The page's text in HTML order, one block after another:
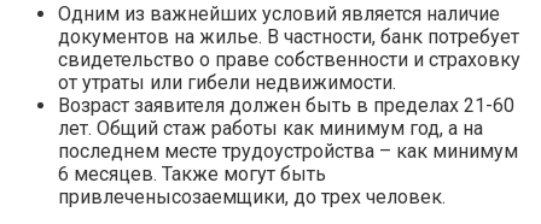
Одним из важнейших условий является наличие
документов на жилье. В частности, банк потребует
свидетельство о праве собственности и страховку
от утраты или гибели недвижимости.
Возраст заявителя должен быть в пределах 21-60
лет. Общий стаж работы как минимум год, а на
последнем месте трудоустройства – как минимум
6 месяцев. Также могут быть
привлеченысозаемщики, до трех человек.